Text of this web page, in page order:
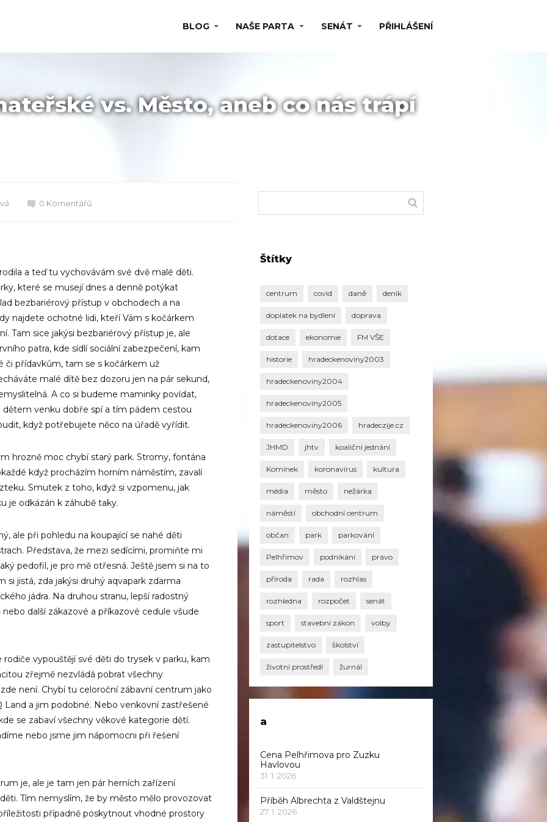
BLOG NAŠE PARTA SENÁT PŘIHLÁŠENÍ
vs. Město, aneb co nás trápí
0 Komentářů
a teď tu vychovávám své dvě malé děti.
které se musejí dnes a denně potýkat
bezbariérový přístup v obchodech a na
najdete ochotné lidi, kteří Vám s kočárkem
Tam sice jakýsi bezbariérový přístup je, ale
patra, kde sídlí sociální zabezpečení, kam
přídavkům, tam se s kočárkem už
malé dítě bez dozoru jen na pár sekund,
A co si budeme maminky povídat,
venku dobře spí a tím pádem cestou
když potřebujete něco na úřadě vyřídit.
hrozně moc chybí starý park. Stromy, fontána
když procházím horním náměstím, zavalí
Smutek z toho, když si vzpomenu, jak
je odkázán k záhubě taky.
ale při pohledu na koupající se nahé děti
Představa, že mezi sedícími, promiňte mi
pedofil, je pro mě otřesná. Ještě jsem si na to
si jistá, zda jakýsi druhý aqvapark zdarma
jádra. Na druhou stranu, lepší radostný
další zákazové a příkazové cedule všude
rodiče vypouštějí své děti do trysek v parku, kam
zřejmě nezvládá pobrat všechny
není. Chybí tu celoroční zábavní centrum jako
Land a jim podobné. Nebo venkovní zastřešené
se zabaví všechny věkové kategorie dětí.
nebo jsme jim nápomocni při řešení
je, ale je tam jen pár herních zařízení
Tím nemyslím, že by město mělo provozovat
případně poskytnout vhodné prostory
Štítky
centrum covid daně deník
doplatek na bydlení doprava
dotace ekonomie FM VŠE
historie hradeckenoviny2003
hradeckenoviny2004
hradeckenoviny2005
hradeckenoviny2006 hradeczije.cz
JHMD jhtv koaliční jednání
Komínek koronavirus kultura
média město nežárka
náměstí obchodní centrum
občan park parkování
Pelhřimov podnikání právo
příroda rada rozhlas
rozhledna rozpočet senát
sport stavební zákon volby
zastupitelstvo školství
životní prostředí žurnál
a
Cena Pelhřimova pro Zuzku
Havlovou
31. 1. 2026
Příběh Albrechta z Valdštejnu
27. 1. 2026